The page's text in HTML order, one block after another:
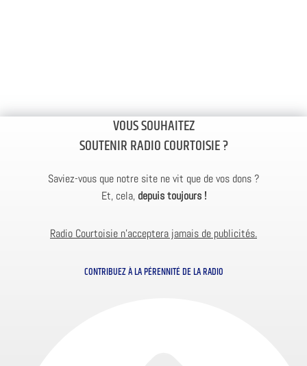
VOUS SOUHAITEZ
SOUTENIR RADIO COURTOISIE ?
Saviez-vous que notre site ne vit que de vos dons ?
Et, cela, depuis toujours !
Radio Courtoisie n’acceptera jamais de publicités.
CONTRIBUEZ À LA PÉRENNITÉ DE LA RADIO